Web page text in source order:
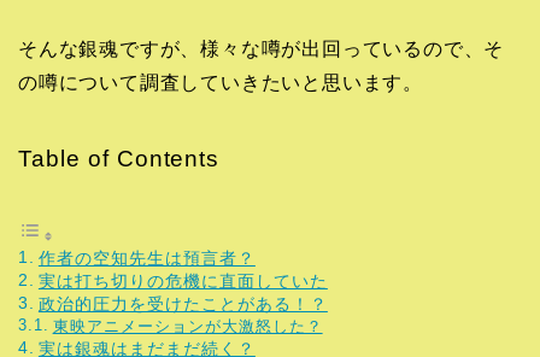
そんな銀魂ですが、様々な噂が出回っているので、そ
の噂について調査していきたいと思います。
Table of Contents
作者の空知先生は預言者？
実は打ち切りの危機に直面していた
政治的圧力を受けたことがある！？
東映アニメーションが大激怒した？
実は銀魂はまだまだ続く？